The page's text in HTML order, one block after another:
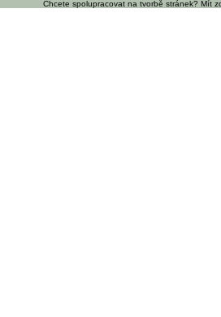
Chcete spolupracovat na tvorbě stránek? Mít